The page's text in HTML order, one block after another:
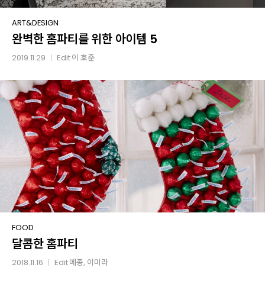
완벽한
홈파티를
위한
5
ART&DESIGN
완벽한 홈파티를 위한 아이템 5
2019.11.29 Edit이 호준
달콤한
홈파티
FOOD
달콤한 홈파티
2018.11.16 Edit메종, 이미라